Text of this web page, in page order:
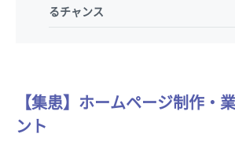
るチャンス
【集患】ホームページ制作・
ント